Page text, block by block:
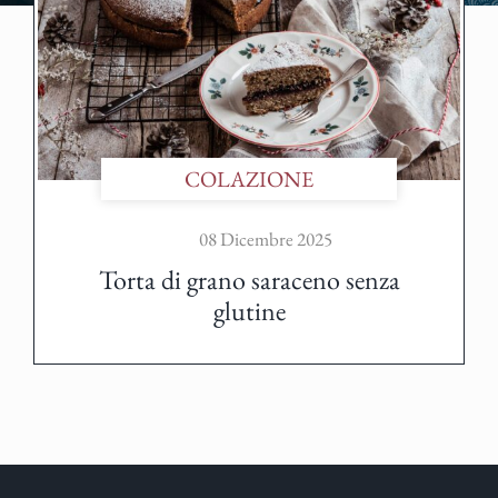
COLAZIONE
08 Dicembre 2025
Torta di grano saraceno senza
glutine